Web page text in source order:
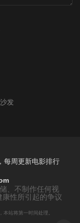
发
每周更新电影排行
、不制作任何视
性所引起的争议
站将第一时间处理。